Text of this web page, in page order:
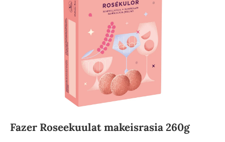
Fazer Roseekuulat makeisrasia 260g